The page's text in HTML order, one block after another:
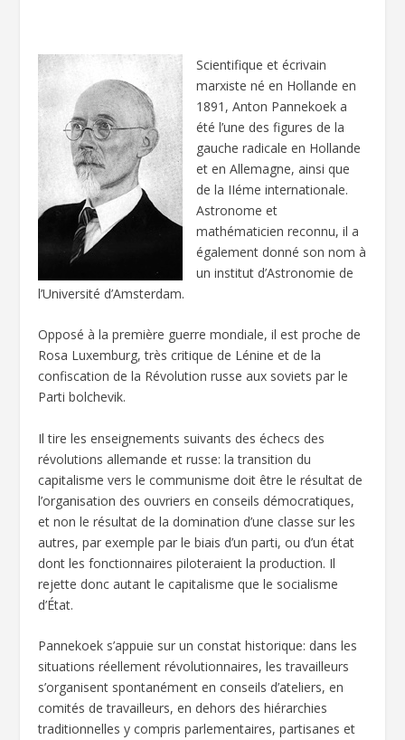
Scientifique et écrivain
marxiste né en Hollande en
1891, Anton Pannekoek a
été l’une des figures de la
gauche radicale en Hollande
et en Allemagne, ainsi que
de la IIéme internationale.
Astronome et
mathématicien reconnu, il a
également donné son nom à
un institut d’Astronomie de
l’Université d’Amsterdam.
Opposé à la première guerre mondiale, il est proche de
Rosa Luxemburg, très critique de Lénine et de la
confiscation de la Révolution russe aux soviets par le
Parti bolchevik.
Il tire les enseignements suivants des échecs des
révolutions allemande et russe: la transition du
capitalisme vers le communisme doit être le résultat de
l’organisation des ouvriers en conseils démocratiques,
et non le résultat de la domination d’une classe sur les
autres, par exemple par le biais d’un parti, ou d’un état
dont les fonctionnaires piloteraient la production. Il
rejette donc autant le capitalisme que le socialisme
d’État.
Pannekoek s’appuie sur un constat historique: dans les
situations réellement révolutionnaires, les travailleurs
s’organisent spontanément en conseils d’ateliers, en
comités de travailleurs, en dehors des hiérarchies
traditionnelles y compris parlementaires, partisanes et